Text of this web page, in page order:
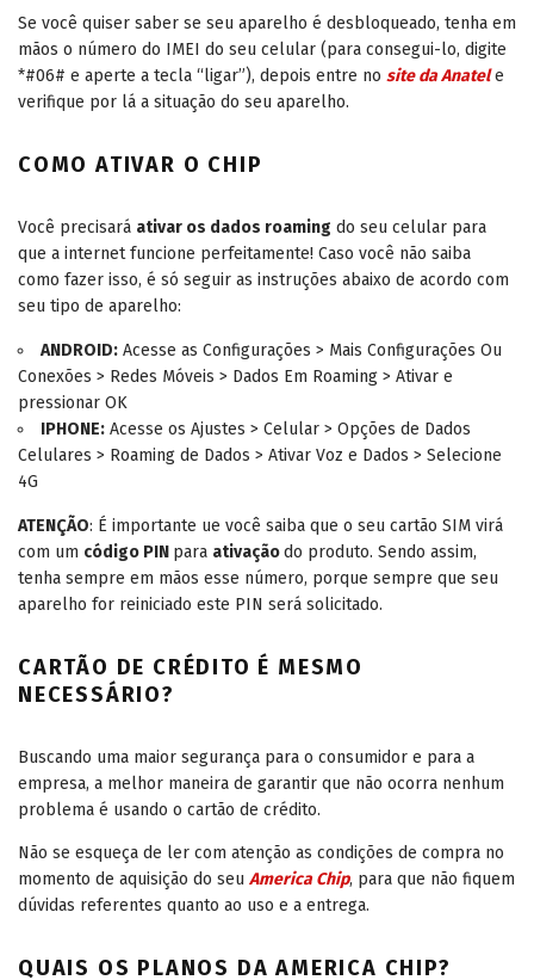
Se você quiser saber se seu aparelho é desbloqueado, tenha em
mãos o número do IMEI do seu celular (para consegui-lo, digite
*#06# e aperte a tecla “ligar”), depois entre no site da Anatele
verifique por lá a situação do seu aparelho.
COMO ATIVAR O CHIP
Você precisará ativar os dados roaming do seu celular para
que a internet funcione perfeitamente! Caso você não saiba
como fazer isso, é só seguir as instruções abaixo de acordo com
seu tipo de aparelho:
ANDROID: Acesse as Configurações > Mais Configurações Ou
Conexões > Redes Móveis > Dados Em Roaming > Ativar e
pressionar OK
IPHONE: Acesse os Ajustes > Celular > Opções de Dados
Celulares > Roaming de Dados > Ativar Voz e Dados > Selecione
4G
ATENÇÃO: É importante ue você saiba que o seu cartão SIM virá
com um código PIN para ativaçãodo produto. Sendo assim,
tenha sempre em mãos esse número, porque sempre que seu
aparelho for reiniciado este PIN será solicitado.
CARTÃO DE CRÉDITO É MESMO
NECESSÁRIO?
Buscando uma maior segurança para o consumidor e para a
empresa, a melhor maneira de garantir que não ocorra nenhum
problema é usando o cartão de crédito.
Não se esqueça de ler com atenção as condições de compra no
momento de aquisição do seu America Chip, para que não fiquem
dúvidas referentes quanto ao uso e a entrega.
QUAIS OS PLANOS DA AMERICA CHIP?